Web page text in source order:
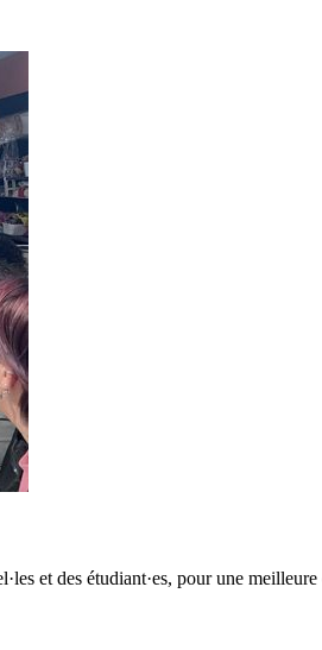
et des étudiant·es, pour une